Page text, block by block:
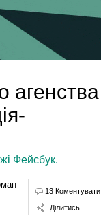
агенства
Фейсбук.
13 Коментувати
Ділитись